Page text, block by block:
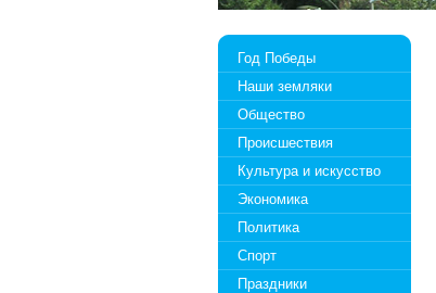
Год Победы
Наши земляки
Общество
Происшествия
Культура и искусство
Экономика
Политика
Спорт
Праздники